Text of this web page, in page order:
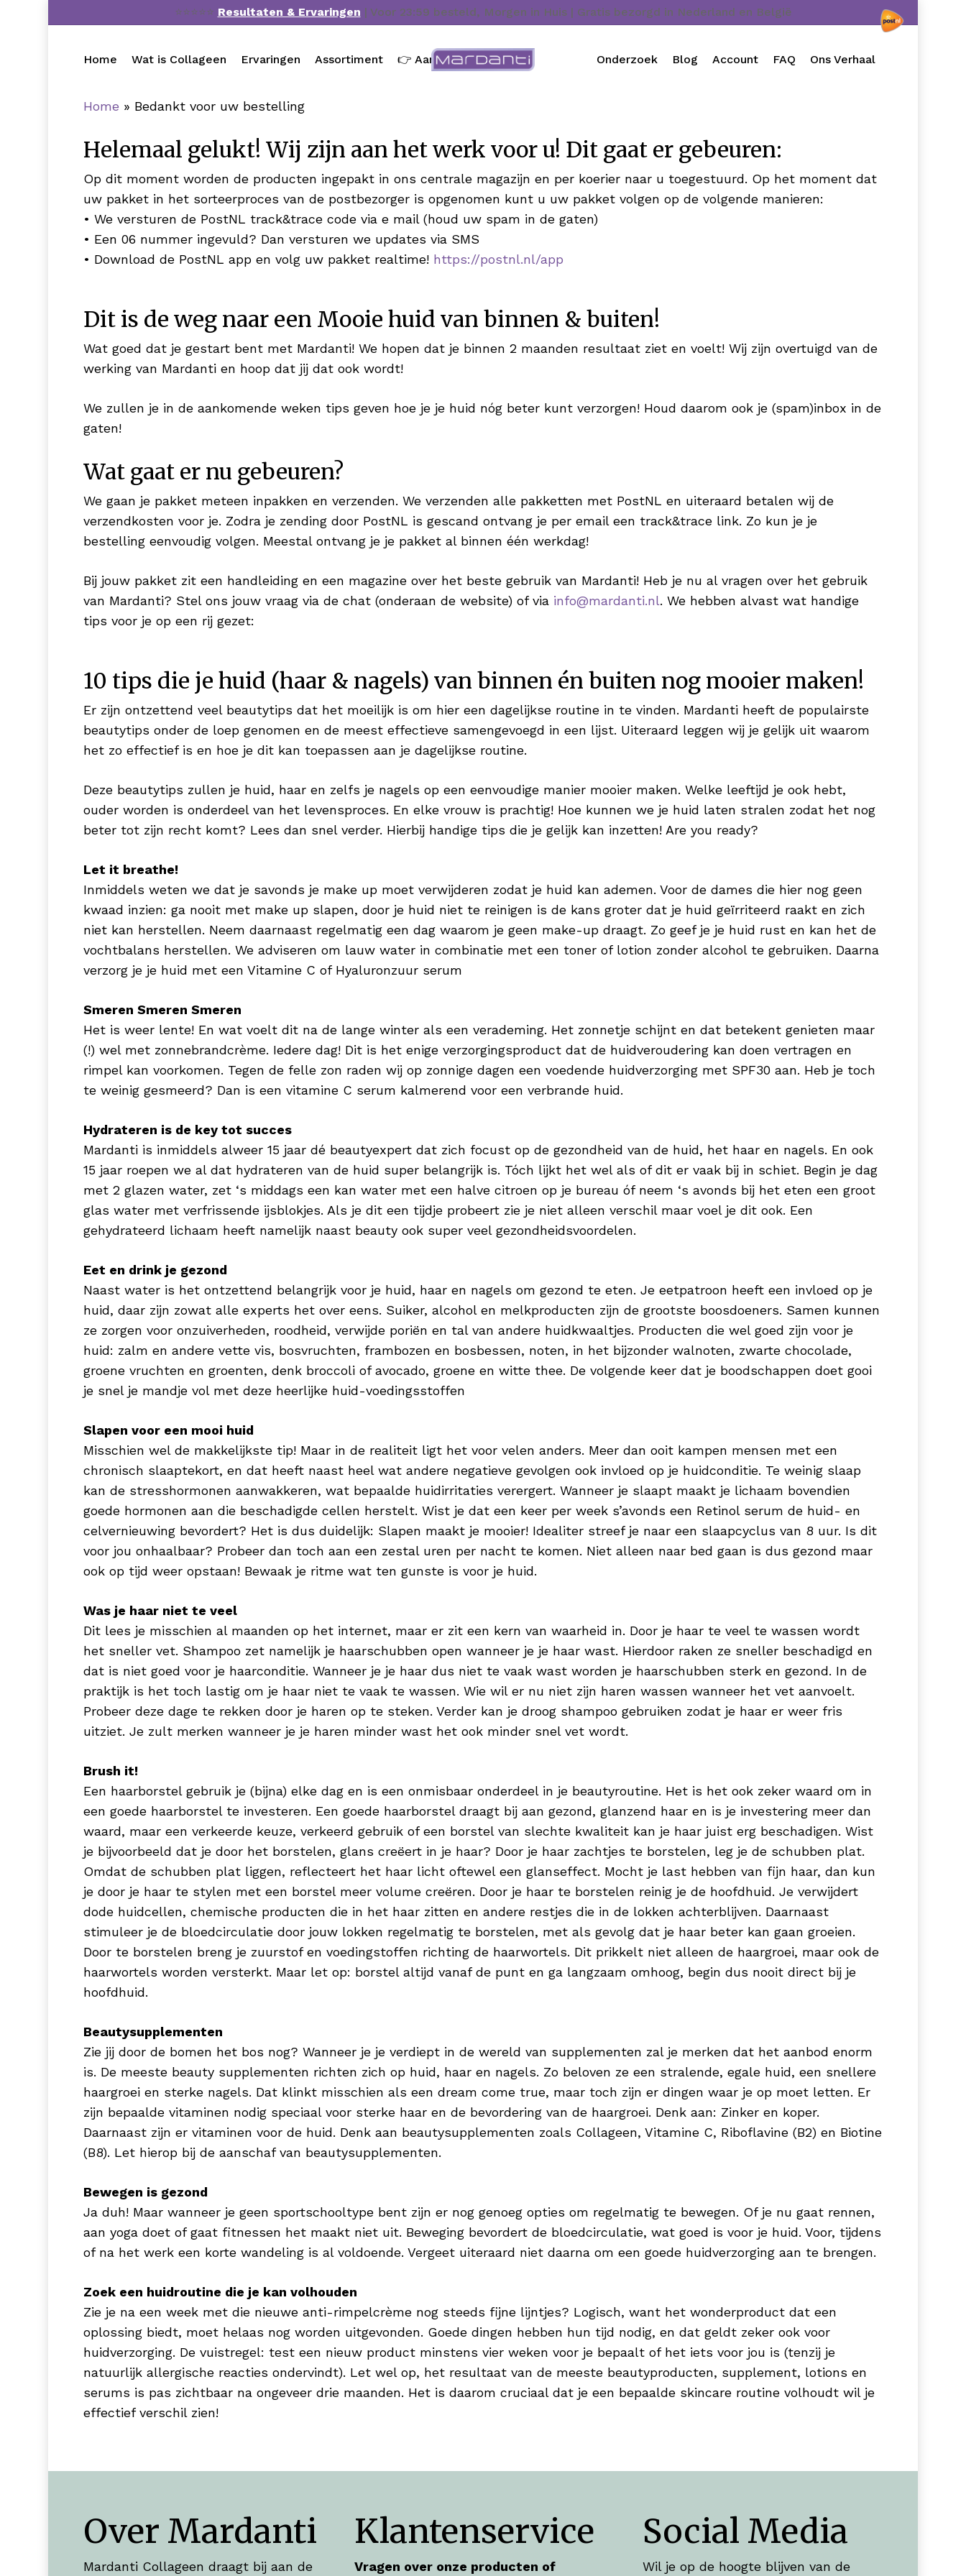
⭐⭐⭐⭐⭐ Resultaten & Ervaringen | Voor 23:59 besteld, Morgen in Huis | Gratis bezorgd in Nederland en België
Home Wat is Collageen Ervaringen Assortiment 👉 Aanbieding Onderzoek Blog Account FAQ Ons Verhaal
Home » Bedankt voor uw bestelling
Helemaal gelukt! Wij zijn aan het werk voor u! Dit gaat er gebeuren:
Op dit moment worden de producten ingepakt in ons centrale magazijn en per koerier naar u toegestuurd. Op het moment dat
uw pakket in het sorteerproces van de postbezorger is opgenomen kunt u uw pakket volgen op de volgende manieren:
• We versturen de PostNL track&trace code via e mail (houd uw spam in de gaten)
• Een 06 nummer ingevuld? Dan versturen we updates via SMS
• Download de PostNL app en volg uw pakket realtime! https://postnl.nl/app
Dit is de weg naar een Mooie huid van binnen & buiten!
Wat goed dat je gestart bent met Mardanti! We hopen dat je binnen 2 maanden resultaat ziet en voelt! Wij zijn overtuigd van de
werking van Mardanti en hoop dat jij dat ook wordt!
We zullen je in de aankomende weken tips geven hoe je je huid nóg beter kunt verzorgen! Houd daarom ook je (spam)inbox in de
gaten!
Wat gaat er nu gebeuren?
We gaan je pakket meteen inpakken en verzenden. We verzenden alle pakketten met PostNL en uiteraard betalen wij de
verzendkosten voor je. Zodra je zending door PostNL is gescand ontvang je per email een track&trace link. Zo kun je je
bestelling eenvoudig volgen. Meestal ontvang je je pakket al binnen één werkdag!
Bij jouw pakket zit een handleiding en een magazine over het beste gebruik van Mardanti! Heb je nu al vragen over het gebruik
van Mardanti? Stel ons jouw vraag via de chat (onderaan de website) of via info@mardanti.nl. We hebben alvast wat handige
tips voor je op een rij gezet:
10 tips die je huid (haar & nagels) van binnen én buiten nog mooier maken!
Er zijn ontzettend veel beautytips dat het moeilijk is om hier een dagelijkse routine in te vinden. Mardanti heeft de populairste
beautytips onder de loep genomen en de meest effectieve samengevoegd in een lijst. Uiteraard leggen wij je gelijk uit waarom
het zo effectief is en hoe je dit kan toepassen aan je dagelijkse routine.
Deze beautytips zullen je huid, haar en zelfs je nagels op een eenvoudige manier mooier maken. Welke leeftijd je ook hebt,
ouder worden is onderdeel van het levensproces. En elke vrouw is prachtig! Hoe kunnen we je huid laten stralen zodat het nog
beter tot zijn recht komt? Lees dan snel verder. Hierbij handige tips die je gelijk kan inzetten! Are you ready?
Let it breathe!
Inmiddels weten we dat je savonds je make up moet verwijderen zodat je huid kan ademen. Voor de dames die hier nog geen
kwaad inzien: ga nooit met make up slapen, door je huid niet te reinigen is de kans groter dat je huid geïrriteerd raakt en zich
niet kan herstellen. Neem daarnaast regelmatig een dag waarom je geen make-up draagt. Zo geef je je huid rust en kan het de
vochtbalans herstellen. We adviseren om lauw water in combinatie met een toner of lotion zonder alcohol te gebruiken. Daarna
verzorg je je huid met een Vitamine C of Hyaluronzuur serum
Smeren Smeren Smeren
Het is weer lente! En wat voelt dit na de lange winter als een verademing. Het zonnetje schijnt en dat betekent genieten maar
(!) wel met zonnebrandcrème. Iedere dag! Dit is het enige verzorgingsproduct dat de huidveroudering kan doen vertragen en
rimpel kan voorkomen. Tegen de felle zon raden wij op zonnige dagen een voedende huidverzorging met SPF30 aan. Heb je toch
te weinig gesmeerd? Dan is een vitamine C serum kalmerend voor een verbrande huid.
Hydrateren is de key tot succes
Mardanti is inmiddels alweer 15 jaar dé beautyexpert dat zich focust op de gezondheid van de huid, het haar en nagels. En ook
15 jaar roepen we al dat hydrateren van de huid super belangrijk is. Tóch lijkt het wel als of dit er vaak bij in schiet. Begin je dag
met 2 glazen water, zet ‘s middags een kan water met een halve citroen op je bureau óf neem ‘s avonds bij het eten een groot
glas water met verfrissende ijsblokjes. Als je dit een tijdje probeert zie je niet alleen verschil maar voel je dit ook. Een
gehydrateerd lichaam heeft namelijk naast beauty ook super veel gezondheidsvoordelen.
Eet en drink je gezond
Naast water is het ontzettend belangrijk voor je huid, haar en nagels om gezond te eten. Je eetpatroon heeft een invloed op je
huid, daar zijn zowat alle experts het over eens. Suiker, alcohol en melkproducten zijn de grootste boosdoeners. Samen kunnen
ze zorgen voor onzuiverheden, roodheid, verwijde poriën en tal van andere huidkwaaltjes. Producten die wel goed zijn voor je
huid: zalm en andere vette vis, bosvruchten, frambozen en bosbessen, noten, in het bijzonder walnoten, zwarte chocolade,
groene vruchten en groenten, denk broccoli of avocado, groene en witte thee. De volgende keer dat je boodschappen doet gooi
je snel je mandje vol met deze heerlijke huid-voedingsstoffen
Slapen voor een mooi huid
Misschien wel de makkelijkste tip! Maar in de realiteit ligt het voor velen anders. Meer dan ooit kampen mensen met een
chronisch slaaptekort, en dat heeft naast heel wat andere negatieve gevolgen ook invloed op je huidconditie. Te weinig slaap
kan de stresshormonen aanwakkeren, wat bepaalde huidirritaties verergert. Wanneer je slaapt maakt je lichaam bovendien
goede hormonen aan die beschadigde cellen herstelt. Wist je dat een keer per week s’avonds een Retinol serum de huid- en
celvernieuwing bevordert? Het is dus duidelijk: Slapen maakt je mooier! Idealiter streef je naar een slaapcyclus van 8 uur. Is dit
voor jou onhaalbaar? Probeer dan toch aan een zestal uren per nacht te komen. Niet alleen naar bed gaan is dus gezond maar
ook op tijd weer opstaan! Bewaak je ritme wat ten gunste is voor je huid.
Was je haar niet te veel
Dit lees je misschien al maanden op het internet, maar er zit een kern van waarheid in. Door je haar te veel te wassen wordt
het sneller vet. Shampoo zet namelijk je haarschubben open wanneer je je haar wast. Hierdoor raken ze sneller beschadigd en
dat is niet goed voor je haarconditie. Wanneer je je haar dus niet te vaak wast worden je haarschubben sterk en gezond. In de
praktijk is het toch lastig om je haar niet te vaak te wassen. Wie wil er nu niet zijn haren wassen wanneer het vet aanvoelt.
Probeer deze dage te rekken door je haren op te steken. Verder kan je droog shampoo gebruiken zodat je haar er weer fris
uitziet. Je zult merken wanneer je je haren minder wast het ook minder snel vet wordt.
Brush it!
Een haarborstel gebruik je (bijna) elke dag en is een onmisbaar onderdeel in je beautyroutine. Het is het ook zeker waard om in
een goede haarborstel te investeren. Een goede haarborstel draagt bij aan gezond, glanzend haar en is je investering meer dan
waard, maar een verkeerde keuze, verkeerd gebruik of een borstel van slechte kwaliteit kan je haar juist erg beschadigen. Wist
je bijvoorbeeld dat je door het borstelen, glans creëert in je haar? Door je haar zachtjes te borstelen, leg je de schubben plat.
Omdat de schubben plat liggen, reflecteert het haar licht oftewel een glanseffect. Mocht je last hebben van fijn haar, dan kun
je door je haar te stylen met een borstel meer volume creëren. Door je haar te borstelen reinig je de hoofdhuid. Je verwijdert
dode huidcellen, chemische producten die in het haar zitten en andere restjes die in de lokken achterblijven. Daarnaast
stimuleer je de bloedcirculatie door jouw lokken regelmatig te borstelen, met als gevolg dat je haar beter kan gaan groeien.
Door te borstelen breng je zuurstof en voedingstoffen richting de haarwortels. Dit prikkelt niet alleen de haargroei, maar ook de
haarwortels worden versterkt. Maar let op: borstel altijd vanaf de punt en ga langzaam omhoog, begin dus nooit direct bij je
hoofdhuid.
Beautysupplementen
Zie jij door de bomen het bos nog? Wanneer je je verdiept in de wereld van supplementen zal je merken dat het aanbod enorm
is. De meeste beauty supplementen richten zich op huid, haar en nagels. Zo beloven ze een stralende, egale huid, een snellere
haargroei en sterke nagels. Dat klinkt misschien als een dream come true, maar toch zijn er dingen waar je op moet letten. Er
zijn bepaalde vitaminen nodig speciaal voor sterke haar en de bevordering van de haargroei. Denk aan: Zinker en koper.
Daarnaast zijn er vitaminen voor de huid. Denk aan beautysupplementen zoals Collageen, Vitamine C, Riboflavine (B2) en Biotine
(B8). Let hierop bij de aanschaf van beautysupplementen.
Bewegen is gezond
Ja duh! Maar wanneer je geen sportschooltype bent zijn er nog genoeg opties om regelmatig te bewegen. Of je nu gaat rennen,
aan yoga doet of gaat fitnessen het maakt niet uit. Beweging bevordert de bloedcirculatie, wat goed is voor je huid. Voor, tijdens
of na het werk een korte wandeling is al voldoende. Vergeet uiteraard niet daarna om een goede huidverzorging aan te brengen.
Zoek een huidroutine die je kan volhouden
Zie je na een week met die nieuwe anti-rimpelcrème nog steeds fijne lijntjes? Logisch, want het wonderproduct dat een
oplossing biedt, moet helaas nog worden uitgevonden. Goede dingen hebben hun tijd nodig, en dat geldt zeker ook voor
huidverzorging. De vuistregel: test een nieuw product minstens vier weken voor je bepaalt of het iets voor jou is (tenzij je
natuurlijk allergische reacties ondervindt). Let wel op, het resultaat van de meeste beautyproducten, supplement, lotions en
serums is pas zichtbaar na ongeveer drie maanden. Het is daarom cruciaal dat je een bepaalde skincare routine volhoudt wil je
effectief verschil zien!
Over Mardanti
Mardanti Collageen draagt bij aan de
Klantenservice
Vragen over onze producten of
Social Media
Wil je op de hoogte blijven van de